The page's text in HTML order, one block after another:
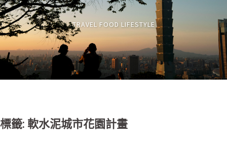
TRAVEL FOOD LIFESTYLE
標籤: 軟水泥城市花園計畫